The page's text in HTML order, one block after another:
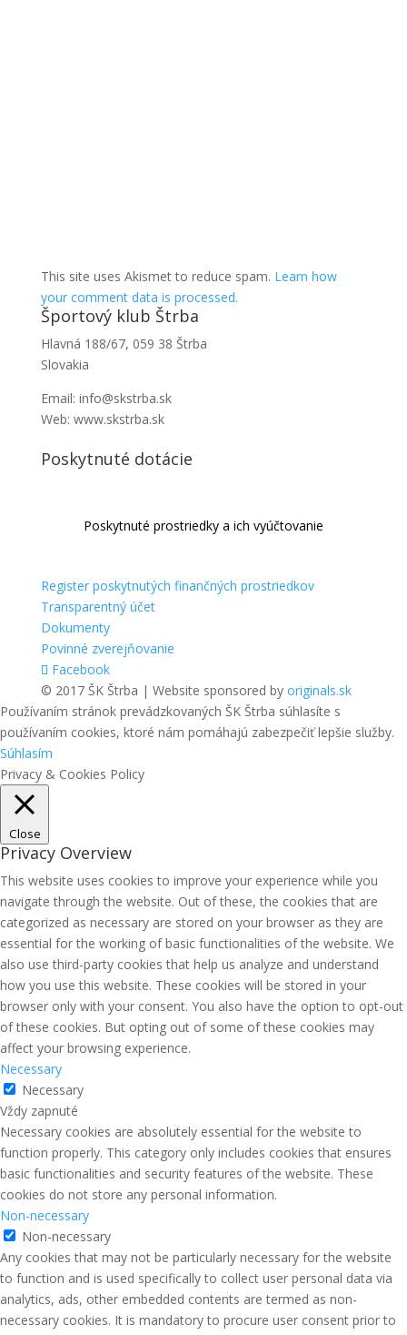
This site uses Akismet to reduce spam. Learn how
your comment data is processed.
Športový klub Štrba
Hlavná 188/67, 059 38 Štrba
Slovakia
Email: info@skstrba.sk
Web: www.skstrba.sk
Poskytnuté dotácie
Poskytnuté prostriedky a ich vyúčtovanie
Register poskytnutých finančných prostriedkov
Transparentný účet
Dokumenty
Povinné zverejňovanie
Facebook
© 2017 ŠK Štrba | Website sponsored by originals.sk
Používaním stránok prevádzkovaných ŠK Štrba súhlasíte s
používaním cookies, ktoré nám pomáhajú zabezpečiť lepšie služby.
Súhlasím
Privacy & Cookies Policy
Close
Privacy Overview
This website uses cookies to improve your experience while you
navigate through the website. Out of these, the cookies that are
categorized as necessary are stored on your browser as they are
essential for the working of basic functionalities of the website. We
also use third-party cookies that help us analyze and understand
how you use this website. These cookies will be stored in your
browser only with your consent. You also have the option to opt-out
of these cookies. But opting out of some of these cookies may
affect your browsing experience.
Necessary
Necessary
Vždy zapnuté
Necessary cookies are absolutely essential for the website to
function properly. This category only includes cookies that ensures
basic functionalities and security features of the website. These
cookies do not store any personal information.
Non-necessary
Non-necessary
Any cookies that may not be particularly necessary for the website
to function and is used specifically to collect user personal data via
analytics, ads, other embedded contents are termed as non-
necessary cookies. It is mandatory to procure user consent prior to